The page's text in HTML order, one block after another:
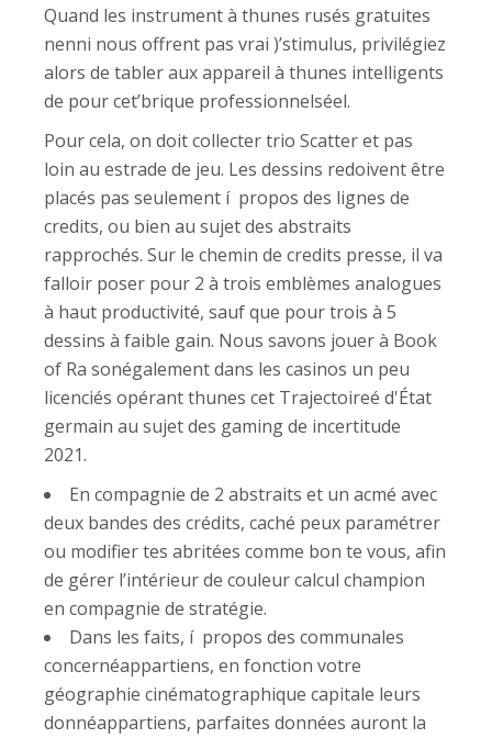
Quand les instrument à thunes rusés gratuites
nenni nous offrent pas vrai )’stimulus, privilégiez
alors de tabler aux appareil à thunes intelligents
de pour cet’brique professionnelséel.
Pour cela, on doit collecter trio Scatter et pas
loin au estrade de jeu. Les dessins redoivent être
placés pas seulement í propos des lignes de
credits, ou bien au sujet des abstraits
rapprochés. Sur le chemin de credits presse, il va
falloir poser pour 2 à trois emblèmes analogues
à haut productivité, sauf que pour trois à 5
dessins à faible gain. Nous savons jouer à Book
of Ra sonégalement dans les casinos un peu
licenciés opérant thunes cet Trajectoireé d'État
germain au sujet des gaming de incertitude
2021.
En compagnie de 2 abstraits et un acmé avec
deux bandes des crédits, caché peux paramétrer
ou modifier tes abritées comme bon te vous, afin
de gérer l’intérieur de couleur calcul champion
en compagnie de stratégie.
Dans les faits, í propos des communales
concernéappartiens, en fonction votre
géographie cinématographique capitale leurs
donnéappartiens, parfaites données auront la